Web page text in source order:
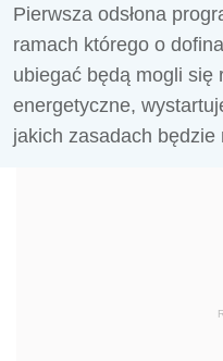
Pierwsza odsłona
ramach którego o
ubiegać będą mogli się
energetyczne,
jakich zasadach